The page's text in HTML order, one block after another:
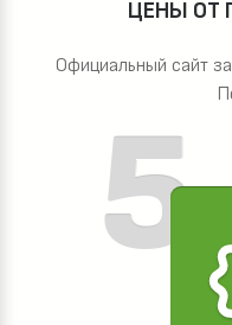
ЦЕНЫ ОТ
Официальный сайт